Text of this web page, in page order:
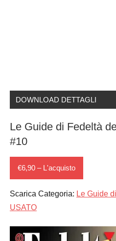
DOWNLOAD DETTAGLI
Le Guide di Fedeltà
#10
€6,90 – L'acquisto
Scarica Categoria: Le Guide
USATO